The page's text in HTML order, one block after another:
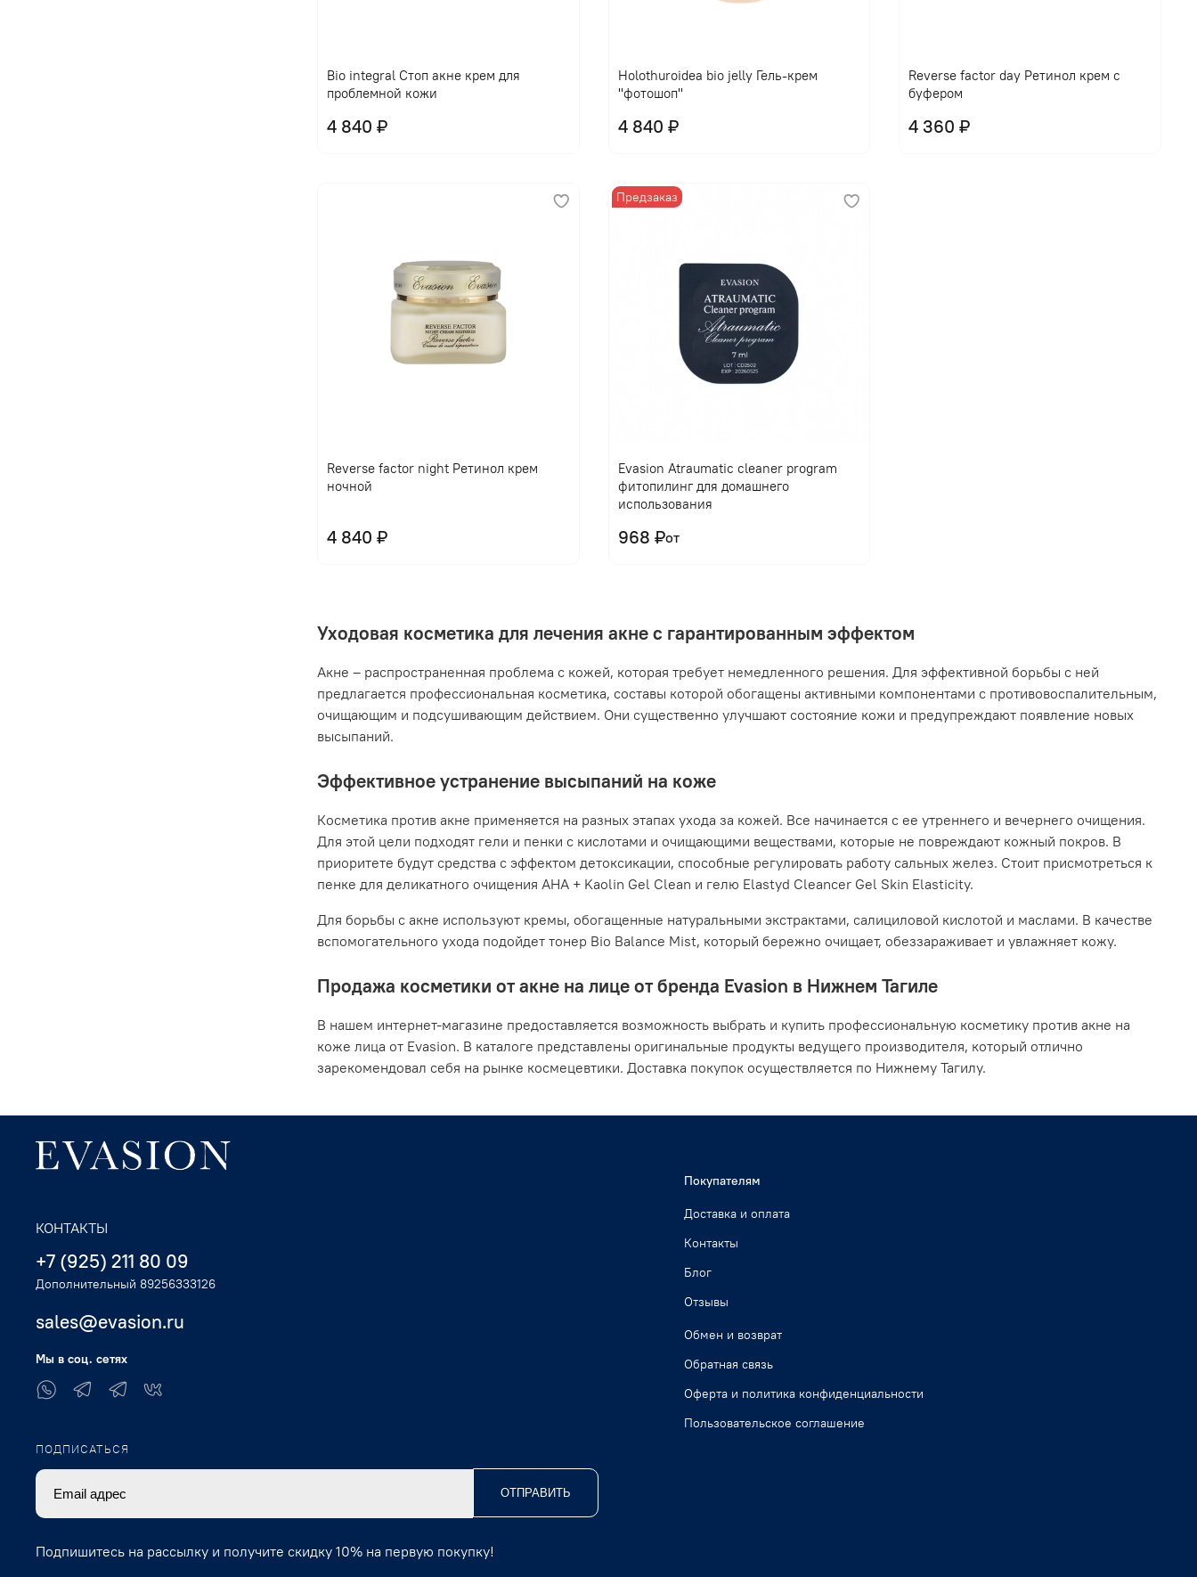
Bio integral Стоп акне крем для
проблемной кожи
4 840 ₽
Holothuroidea bio jelly Гель-крем
"фотошоп"
4 840 ₽
Reverse factor day Ретинол крем с
буфером
4 360 ₽
Reverse factor night Ретинол крем
ночной
4 840 ₽
Предзаказ
Evasion Atraumatic cleaner program
фитопилинг для домашнего
использования
от
968 ₽
Уходовая косметика для лечения акне с гарантированным эффектом
Акне – распространенная проблема с кожей, которая требует немедленного решения. Для эффективной борьбы с ней
предлагается профессиональная косметика, составы которой обогащены активными компонентами с противовоспалительным,
очищающим и подсушивающим действием. Они существенно улучшают состояние кожи и предупреждают появление новых
высыпаний.
Эффективное устранение высыпаний на коже
Косметика против акне применяется на разных этапах ухода за кожей. Все начинается с ее утреннего и вечернего очищения.
Для этой цели подходят гели и пенки с кислотами и очищающими веществами, которые не повреждают кожный покров. В
приоритете будут средства с эффектом детоксикации, способные регулировать работу сальных желез. Стоит присмотреться к
пенке для деликатного очищения AHA + Kaolin Gel Clean и гелю Elastyd Cleancer Gel Skin Elasticity.
Для борьбы с акне используют кремы, обогащенные натуральными экстрактами, салициловой кислотой и маслами. В качестве
вспомогательного ухода подойдет тонер Bio Balance Mist, который бережно очищает, обеззараживает и увлажняет кожу.
Продажа косметики от акне на лице от бренда Evasion в Нижнем Тагиле
В нашем интернет-магазине предоставляется возможность выбрать и купить профессиональную косметику против акне на
коже лица от Evasion. В каталоге представлены оригинальные продукты ведущего производителя, который отлично
зарекомендовал себя на рынке космецевтики. Доставка покупок осуществляется по Нижнему Тагилу.
Покупателям
Доставка и оплата
Контакты
Блог
Отзывы
Обмен и возврат
Обратная связь
Оферта и политика конфиденциальности
Пользовательское соглашение
КОНТАКТЫ
+7 (925) 211 80 09
Дополнительный 89256333126
sales@evasion.ru
Мы в соц. сетях
ПОДПИСАТЬСЯ
ОТПРАВИТЬ
Подпишитесь на рассылку и получите скидку 10% на первую покупку!